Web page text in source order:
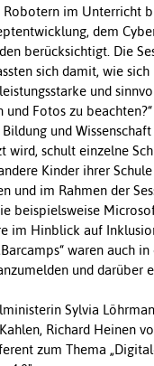
im Unterricht
dem
berücksichtigt. Die
sich damit, wie
und
Fotos zu
und
schult einzelne
Kinder ihrer
und im Rahmen der
beispielsweise
im Hinblick auf
waren auch
und darüber
Sylvia
Richard Heinen
zum Thema